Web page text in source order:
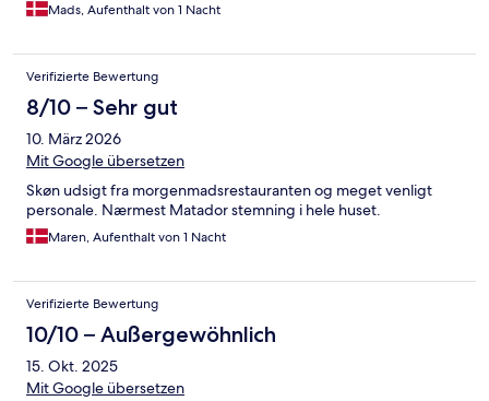
Mads, Aufenthalt von 1 Nacht
Verifizierte Bewertung
8/10 – Sehr gut
10. März 2026
Mit Google übersetzen
Skøn udsigt fra morgenmadsrestauranten og meget venligt
personale. Nærmest Matador stemning i hele huset.
Maren, Aufenthalt von 1 Nacht
Verifizierte Bewertung
10/10 – Außergewöhnlich
15. Okt. 2025
Mit Google übersetzen